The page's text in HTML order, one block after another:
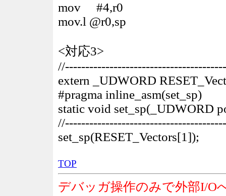
mov #4,r0
mov.l @r0,sp
<対応3>
extern _UDWORD
#pragma inline_asm(set_sp)
static void set_sp(_UDWORD
set_sp(RESET_Vectors[1]);
TOP
デバッガ操作のみで外部I/O